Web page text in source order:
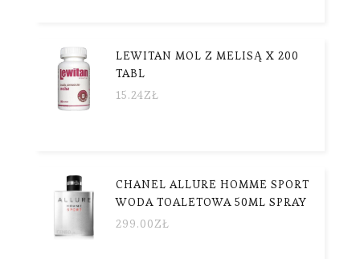
LEWITAN MOL Z MELISĄ X 200
TABL
15.24ZŁ
CHANEL ALLURE HOMME SPORT
WODA TOALETOWA 50ML SPRAY
299.00ZŁ